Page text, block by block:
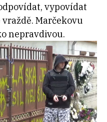
vypovídat
Marčekovu
nepravdivou.